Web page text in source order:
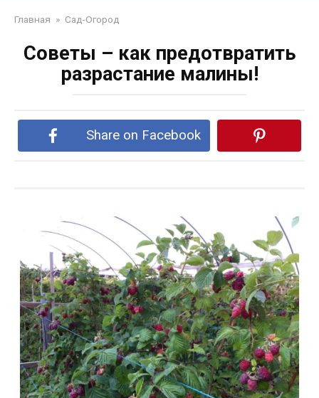
Главная » Сад-Огород
Советы – как предотвратить
разрастание малины!
Share on Facebook